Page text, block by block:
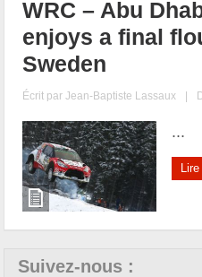
WRC – Abu
enjoys a final
Sweden
Écrit parJean-Baptiste Lassaux |
...
Lire
Suivez-nous :